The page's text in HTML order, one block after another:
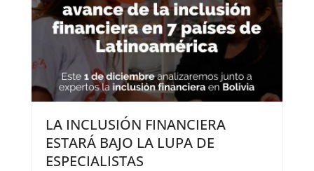
LA INCLUSIÓN FINANCIERA
ESTARÁ BAJO LA LUPA DE
ESPECIALISTAS